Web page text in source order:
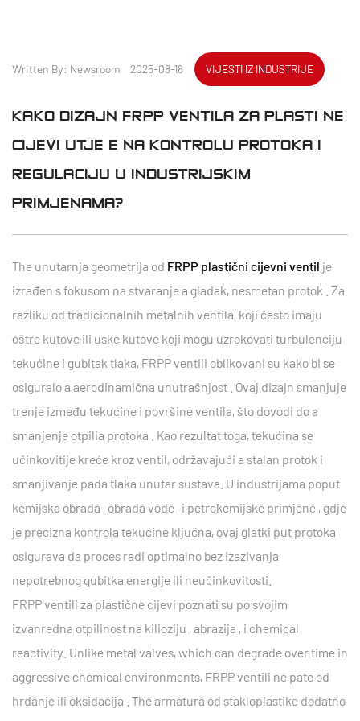
Written By: Newsroom 2025-08-18 VIJESTI IZ INDUSTRIJE
KAKO DIZAJN FRPP VENTILA ZA PLASTIČNE
CIJEVI UTJEČE NA KONTROLU PROTOKA I
REGULACIJU U INDUSTRIJSKIM
PRIMJENAMA?
The unutarnja geometrija od FRPP plastični cijevni ventil je
izrađen s fokusom na stvaranje a gladak, nesmetan protok . Za
razliku od tradicionalnih metalnih ventila, koji često imaju
oštre kutove ili uske kutove koji mogu uzrokovati turbulenciju
tekućine i gubitak tlaka, FRPP ventili oblikovani su kako bi se
osiguralo a aerodinamična unutrašnjost . Ovaj dizajn smanjuje
trenje između tekućine i površine ventila, što dovodi do a
smanjenje otpilia protoka
. Kao rezultat toga, tekućina se
učinkovitije kreće kroz ventil, održavajući a stalan protok i
smanjivanje pada tlaka unutar sustava. U industrijama poput
kemijska obrada , obrada vode , i petrokemijske primjene , gdje
je precizna kontrola tekućine ključna, ovaj glatki put protoka
osigurava da proces radi optimalno bez izazivanja
nepotrebnog gubitka energije ili neučinkovitosti.
FRPP ventili za plastične cijevi poznati su po svojim
izvanredna otpilinost na kilioziju ,abrazija , i chemical
reactivity. Unlike metal valves, which can degrade over time in
aggressive chemical environments, FRPP ventili ne pate od
hrđanje ili oksidacija . Thearmatura od stakloplastike dodatno